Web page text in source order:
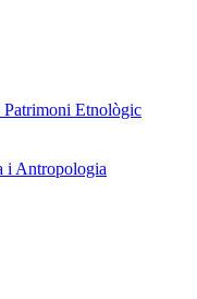
Etnològic
i Antropologia